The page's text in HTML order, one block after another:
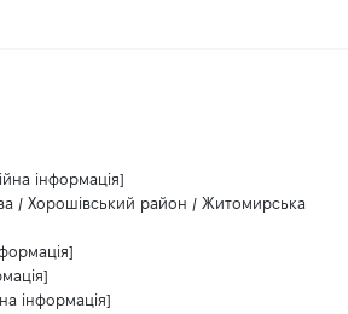
інформація]
/ Хорошівський район / Житомирська
інформація]